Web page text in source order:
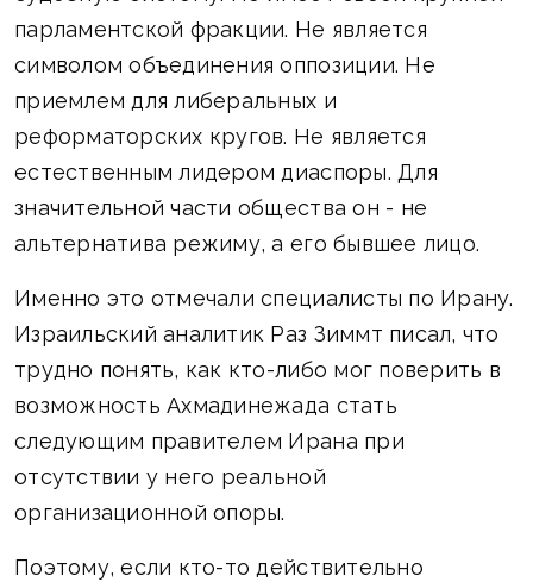
парламентской фракции. Не является
символом объединения оппозиции. Не
приемлем для либеральных и
реформаторских кругов. Не является
естественным лидером диаспоры. Для
значительной части общества он - не
альтернатива режиму, а его бывшее лицо.
Именно это отмечали специалисты по Ирану.
Израильский аналитик Раз Зиммт писал, что
трудно понять, как кто-либо мог поверить в
возможность Ахмадинежада стать
следующим правителем Ирана при
отсутствии у него реальной
организационной опоры.
Поэтому, если кто-то действительно